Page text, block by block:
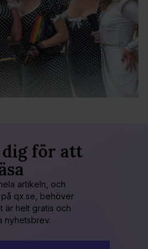
dig för att
artikeln, och
på qx.se, behöver
är helt gratis och
nyhetsbrev.